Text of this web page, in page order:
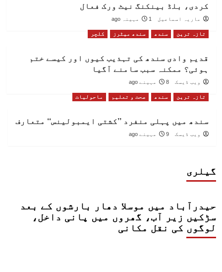
کردی، بلڈ بینکنگ نیٹ ورک فعال
ماریہ اسماعیل 1 مہینہ ago
تازہ ترین سندھ سندھ میٹرز کلچر
قدیم وادی سندھ کی تہذیب کیوں اور کیسے ختم
ہوئی؟ ممکنہ سبب سامنے آگیا
ویب ڈیسک 8 مہینے ago
تازہ ترین سندھ صحت و تعلیم ماحولیات
سندھ میں پہلی منفرد ’’کشتی ایمبولینس‘‘ متعارف
ویب ڈیسک 9 مہینے ago
گیلری
حیدرآباد میں موسلا دھار بارشوں کے بعد
سڑکیں زیر آب، گھروں میں پانی داخل،
لوگوں کی نقل مکانی